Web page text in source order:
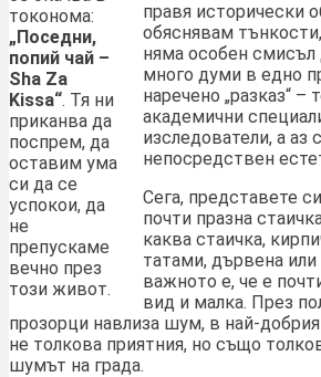
токонома:
„Поседни,
попий чай –
Sha Za
Kissa“. Тя ни
приканва да
поспрем, да
оставим ума
си да се
успокои, да
не
препускаме
вечно през
този живот.
правя исторически
обяснявам
няма особен смисъл
много думи в едно
наречено „разказ“ –
академични
изследователи, а аз
непосредствен
Сега, представете
почти празна
каква стаичка,
татами, дървена
важното е, че е
вид и малка. През
прозорци навлиза шум, в най-
не толкова приятния, но също
шумът на града.